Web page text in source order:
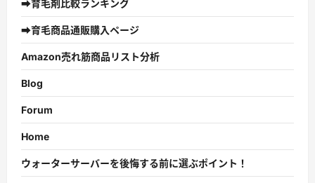
➡育毛剤比較ランキング
➡育毛商品通販購入ページ
Amazon売れ筋商品リスト分析
Blog
Forum
Home
ウォーターサーバーを後悔する前に選ぶポイント！